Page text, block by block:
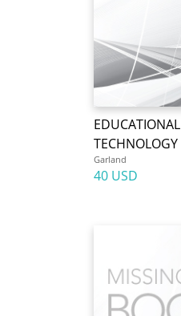
TECHNOLOGY
Garland
40 USD